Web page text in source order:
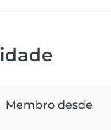
Membro desde